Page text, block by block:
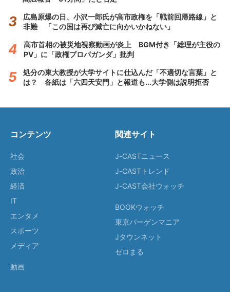
広島原爆の日、小沢一郎氏が高市政権を「戦前回帰路線」と
非難 「この国は再び滅亡に向かいかねない」
高市首相の被災地視察動画が炎上 BGM付き「総理が主役の
PV」に「政権プロパガンダ」批判
処分の東大教授が大学サイトに仕込んだ「不適切な言葉」と
は？ 各紙は「六四天安門」と報道も...大学側は説明拒否
コンテンツ
社会
政治
経済
IT
エンタメ
スポーツ
メディア
動画
関連サイト
J-CASTニュース
J-CASTトレンド
J-CAST会社ウォッチ
BOOKウォッチ
東京バーゲンマニア
Jタウンネット
ゼロまる